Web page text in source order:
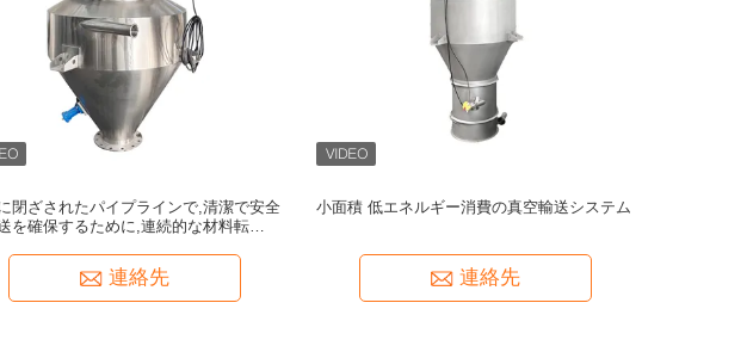
閉ざされたパイプラインで,清潔で安全
を確保するために,連続的な材料転送を
連絡先
小面積 低エネルギー消費の真空輸送システム
連絡先